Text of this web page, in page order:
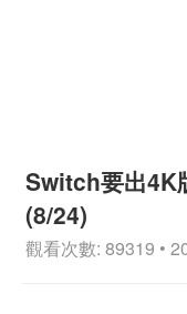
Switch要出4K
(8/24)
觀看次數: 89319 •